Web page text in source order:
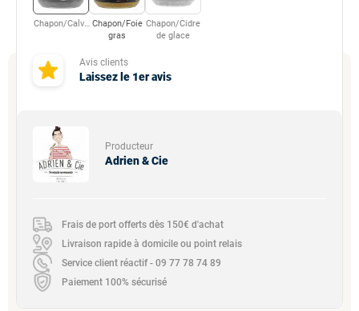
Avis clients
Laissez le 1er avis
Chapon/Calvados Chapon/Foie
gras
Chapon/Cidre
de glace
Producteur
Adrien & Cie
Frais de port offerts dès 150€ d'achat
Livraison rapide à domicile ou point relais
Service client réactif - 09 77 78 74 89
Paiement 100% sécurisé